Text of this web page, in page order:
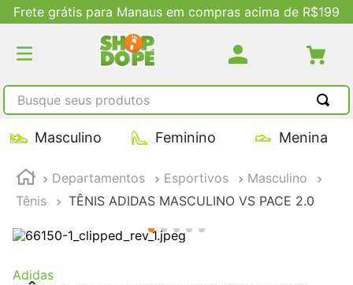
Frete grátis para Manaus em compras acima de R$199
Busque seus produtos
Masculino Feminino Menina
Departamentos Esportivos
Masculino
Tênis
TÊNIS ADIDAS MASCULINO VS PACE 2.0
Adidas
TERMOS MAIS BUSCADOS
2
tenis feminino
4º
adidas